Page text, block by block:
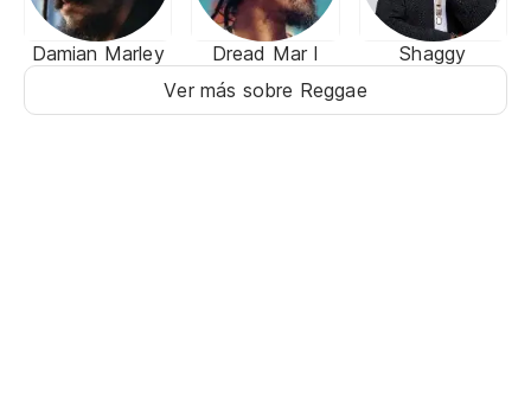
Damian Marley Dread Mar I
Shaggy
Ver más sobre Reggae